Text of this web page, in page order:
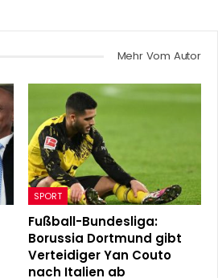
Mehr Vom Autor
SPORT
Fußball-Bundesliga:
Borussia Dortmund gibt
Verteidiger Yan Couto
nach Italien ab